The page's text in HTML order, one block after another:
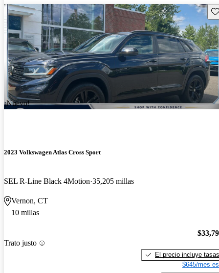
¡Nuevo!
2023 Volkswagen Atlas Cross Sport
SEL R-Line Black 4Motion 35,205 millas
Vernon, CT
10 millas
Trato justo
El precio incluye tasas
$645/mes